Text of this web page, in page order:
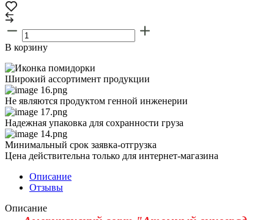
В корзину
Широкий ассортимент продукции
Не являются продуктом генной инженерии
Надежная упаковка для сохранности груза
Минимальный срок заявка-отгрузка
Цена действительна только для интернет-магазина
Описание
Отзывы
Описание